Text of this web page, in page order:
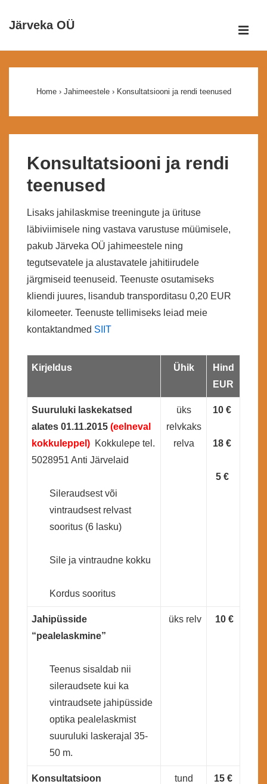
OtseJärveka OÜ
Home › Jahimeestele › Konsultatsiooni ja rendi teenused
Konsultatsiooni ja rendi
teenused
Lisaks jahilaskmise treeningute ja ürituse
läbiviimisele ning vastava varustuse müümisele,
pakub Järveka OÜ jahimeestele ning
tegutsevatele ja alustavatele jahitiirudele
järgmiseid teenuseid. Teenuste osutamiseks
kliendi juures, lisandub transporditasu 0,20 EUR
kilomeeter. Teenuste tellimiseks leiad meie
kontaktandmed SIIT
Kirjeldus Ühik
Hind
EUR
Suuruluki laskekatsed
alates 01.11.2015 (eelneval
kokkuleppel) Kokkulepe tel.
5028951 Anti Järvelaid
Sileraudsest või
vintraudsest relvast
sooritus (6 lasku)
Sile ja vintraudne kokku
Kordus sooritus
üks
relvkaks
relva
10 €
18 €
5 €
Jahipüsside
“pealelaskmine”
Teenus sisaldab nii
sileraudsete kui ka
vintraudsete jahipüsside
optika pealelaskmist
suuruluki laskerajal 35-
50 m.
üks relv 10 €
Konsultatsioon
tund 15 €